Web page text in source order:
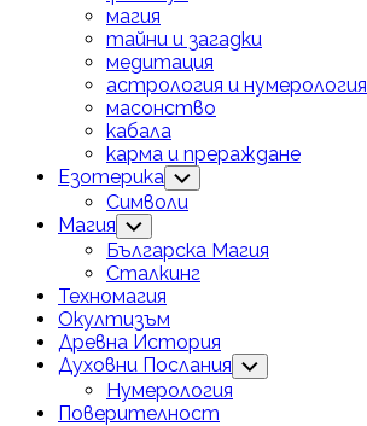
магия
тайни и загадки
медитация
астрология и нумерология
масонство
кабала
карма и прераждане
Езотерика Toggle
Child
Menu
Символи
Current
Page
Parent
Магия Toggle
Child
Menu
Current
Page
Parent
Българска Магия
Сталкинг
Техномагия
Окултизъм
Древна История
Духовни Послания Toggle
Child
Нумерология
Поверителност